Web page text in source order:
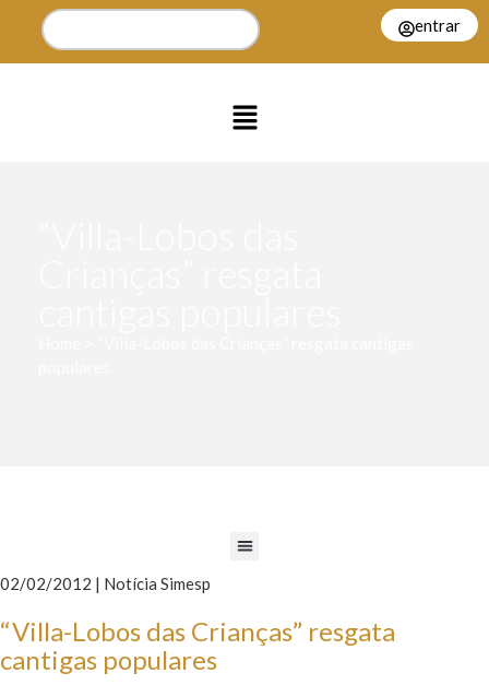
entrar
02/02/2012 | Notícia Simesp
“Villa-Lobos das Crianças” resgata
cantigas populares